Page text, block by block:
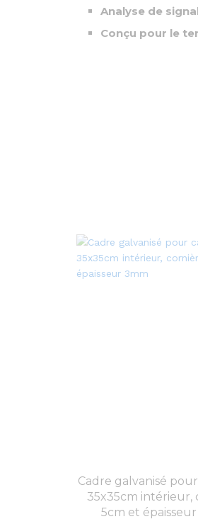
Analyse de
Conçu pour le
Cadre galvanisé
35x35cm intérieur,
5cm et